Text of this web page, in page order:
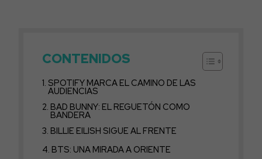
CONTENIDOS
SPOTIFY MARCA EL CAMINO DE LAS
AUDIENCIAS
BAD BUNNY: EL REGUETÓN COMO
BANDERA
BILLIE EILISH SIGUE AL FRENTE
BTS: UNA MIRADA A ORIENTE